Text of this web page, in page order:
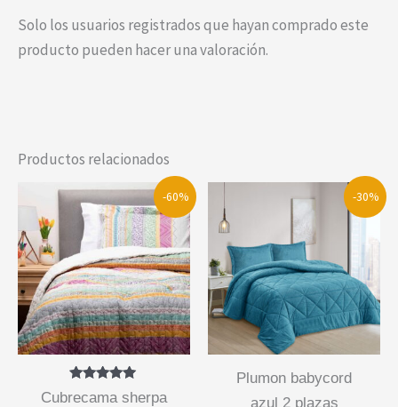
Solo los usuarios registrados que hayan comprado este
producto pueden hacer una valoración.
Productos relacionados
-60%
Valorado
con
cubrecama sherpa
-30%
plumon babycord
azul 2 plazas